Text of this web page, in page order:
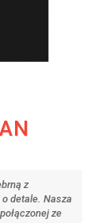
z
detale. Nasza
ze